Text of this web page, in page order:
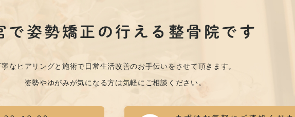
で姿勢矯正の行える整骨院です
寧なヒアリングと施術で日常生活改善のお手伝いをさせて頂きます。
姿勢やゆがみが気になる方は気軽にご相談ください。